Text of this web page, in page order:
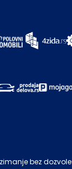
bez dozvole